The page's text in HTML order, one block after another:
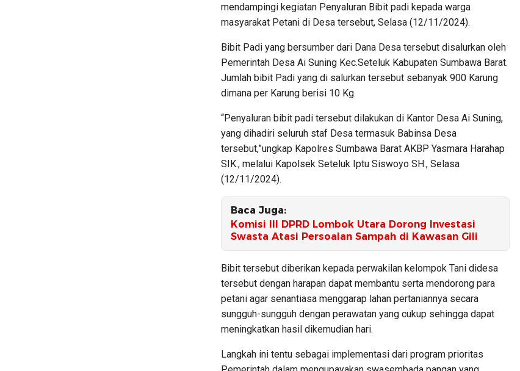
mendampingi kegiatan Penyaluran Bibit padi kepada warga
masyarakat Petani di Desa tersebut, Selasa (12/11/2024).
Bibit Padi yang bersumber dari Dana Desa tersebut disalurkan oleh
Pemerintah Desa Ai Suning Kec.Seteluk Kabupaten Sumbawa Barat.
Jumlah bibit Padi yang di salurkan tersebut sebanyak 900 Karung
dimana per Karung berisi 10 Kg.
“Penyaluran bibit padi tersebut dilakukan di Kantor Desa Ai Suning,
yang dihadiri seluruh staf Desa termasuk Babinsa Desa
tersebut,”ungkap Kapolres Sumbawa Barat AKBP Yasmara Harahap
SIK., melalui Kapolsek Seteluk Iptu Siswoyo SH., Selasa
(12/11/2024).
Baca Juga:
Komisi III DPRD Lombok Utara Dorong Investasi
Swasta Atasi Persoalan Sampah di Kawasan Gili
Bibit tersebut diberikan kepada perwakilan kelompok Tani didesa
tersebut dengan harapan dapat membantu serta mendorong para
petani agar senantiasa menggarap lahan pertaniannya secara
sungguh-sungguh dengan perawatan yang cukup sehingga dapat
meningkatkan hasil dikemudian hari.
Langkah ini tentu sebagai implementasi dari program prioritas